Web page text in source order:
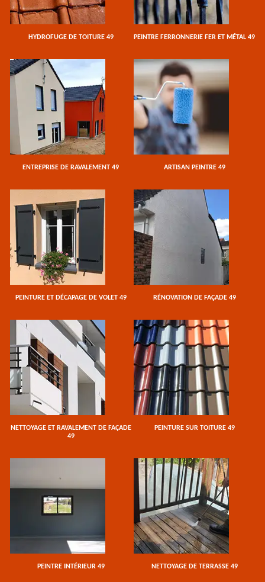
HYDROFUGE DE TOITURE 49 PEINTRE FERRONNERIE FER ET MÉTAL 49
ENTREPRISE DE RAVALEMENT 49 ARTISAN PEINTRE 49
PEINTURE ET DÉCAPAGE DE VOLET 49 RÉNOVATION DE FAÇADE 49
NETTOYAGE ET RAVALEMENT DE FAÇADE
49
PEINTURE SUR TOITURE 49
PEINTRE INTÉRIEUR 49 NETTOYAGE DE TERRASSE 49